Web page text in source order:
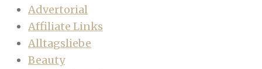
Advertorial
Affiliate Links
Alltagsliebe
Beauty